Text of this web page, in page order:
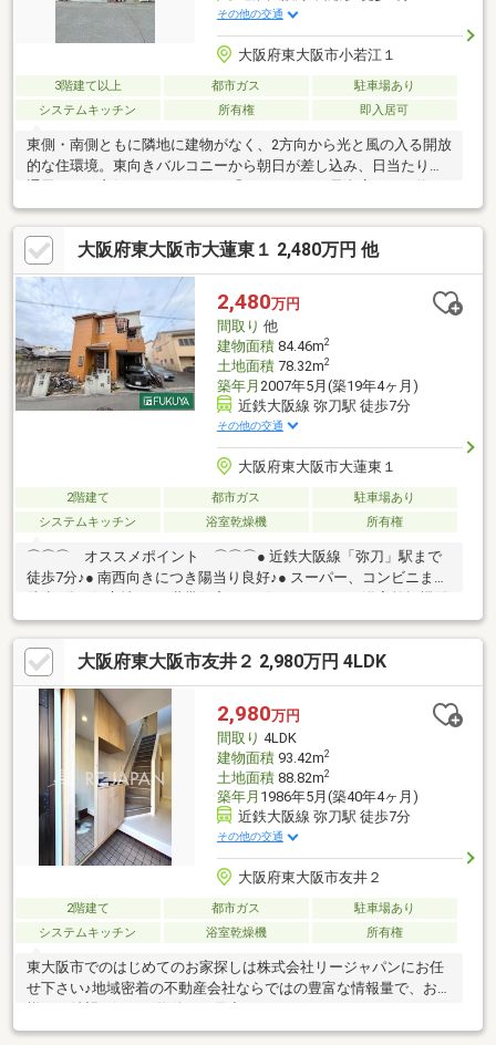
その他の交通
大阪府東大阪市小若江１
3階建て以上 都市ガス
駐車場あり
システムキッチン
所有権 即入居可
東側・南側ともに隣地に建物がなく、2方向から光と風の入る開放
的な住環境。東向きバルコニーから朝日が差し込み、日当たり・
136m、弥生公園まで約120mと、買い物も外遊びも徒歩圏内で完
結する生活環境が整っています。シャッター付きビルトインガレ
ージに加え、1階大型ウォークインクローゼット（ベビーカー・ゴ
ルフバッグ等対応）、照明・窓付きの広い屋根裏収納、全居室収
納完備と、収納力も申し分ありません。空家につき即内覧・即引
渡し可能です。
大阪府東大阪市大蓮東１ 2,480万円 他
2,480万円
間取り 他
建物面積84.46m2
土地面積78.32m2
築年月 2007年5月(築19年4ヶ月)
近鉄大阪線 弥刀駅 徒歩7分
その他の交通
大阪府東大阪市大蓮東１
2階建て 都市ガス
駐車場あり
システムキッチン
浴室乾燥機 所有権
⌒⌒⌒ オススメポイント ⌒⌒⌒● 近鉄大阪線「弥刀」駅まで
徒歩7分♪● 南西向きにつき陽当り良好♪● スーパー、コンビニまで
徒歩3分の好立地♪● 二世帯住宅にもピッタリです♪● 浴室乾燥機付
でいつも快適バスタイム♪● シャワー付き洗面化粧台！シャンプー
も快適♪⌒⌒⌒⌒⌒ 周辺環境 ⌒⌒⌒⌒⌒● 万代大蓮北店：徒歩
3分● ローソン東大阪大蓮東一丁目店：徒歩2分● 金岡公園：徒歩6
分● サンドラッグ弥刀店：徒歩8分物件詳細などお気軽にご相談下
さい。ご連絡心よりお待ちしております♪＊+
大阪府東大阪市友井２ 2,980万円 4LDK
2,980万円
間取り 4LDK
建物面積93.42m2
土地面積88.82m2
築年月 1986年5月(築40年4ヶ月)
近鉄大阪線 弥刀駅 徒歩7分
その他の交通
大阪府東大阪市友井２
2階建て 都市ガス
駐車場あり
システムキッチン
浴室乾燥機 所有権
東大阪市でのはじめてのお家探しは株式会社リージャパンにお任
せ下さい♪地域密着の不動産会社ならではの豊富な情報量で、お客
イホーム購入は分からない事だらけだと思いますが、皆様の不安